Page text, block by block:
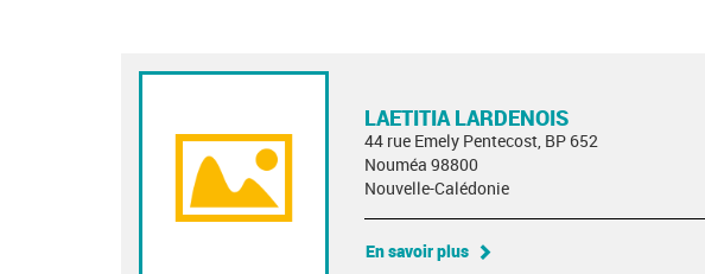
LAETITIA LARDENOIS
44 rue Emely Pentecost, BP 652
Nouméa 98800
Nouvelle-Calédonie
En savoir plus